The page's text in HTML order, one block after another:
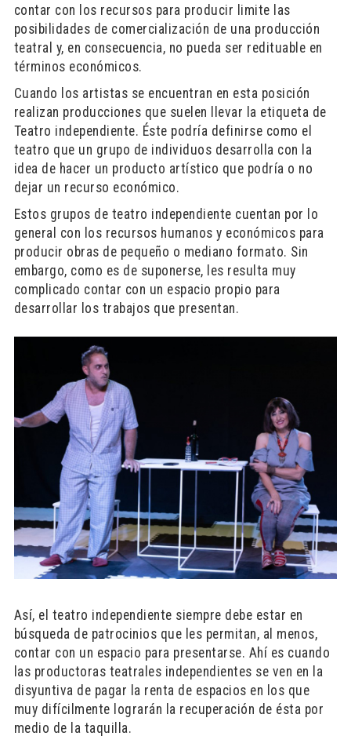
contar con los recursos para producir limite las
posibilidades de comercialización de una producción
teatral y, en consecuencia, no pueda ser redituable en
términos económicos.
Cuando los artistas se encuentran en esta posición
realizan producciones que suelen llevar la etiqueta de
Teatro independiente. Éste podría definirse como el
teatro que un grupo de individuos desarrolla con la
idea de hacer un producto artístico que podría o no
dejar un recurso económico.
Estos grupos de teatro independiente cuentan por lo
general con los recursos humanos y económicos para
producir obras de pequeño o mediano formato. Sin
embargo, como es de suponerse, les resulta muy
complicado contar con un espacio propio para
desarrollar los trabajos que presentan.
Así, el teatro independiente siempre debe estar en
búsqueda de patrocinios que les permitan, al menos,
contar con un espacio para presentarse. Ahí es cuando
las productoras teatrales independientes se ven en la
disyuntiva de pagar la renta de espacios en los que
muy difícilmente lograrán la recuperación de ésta por
medio de la taquilla.